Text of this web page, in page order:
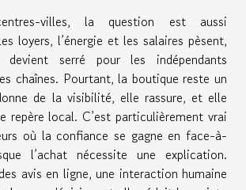
villes, la question est aussi
loyers, l’énergie et les salaires pèsent,
devient serré pour les indépendants
chaînes. Pourtant, la boutique reste un
de la visibilité, elle rassure, et elle
repère local. C’est particulièrement vrai
où la confiance se gagne en face-à-
l’achat nécessite une explication.
avis en ligne, une interaction humaine